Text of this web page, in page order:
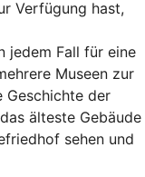
Verfügung hast,
jedem Fall für eine
Museen zur
Geschichte der
älteste Gebäude
sehen und